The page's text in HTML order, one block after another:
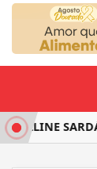
SARDÁ